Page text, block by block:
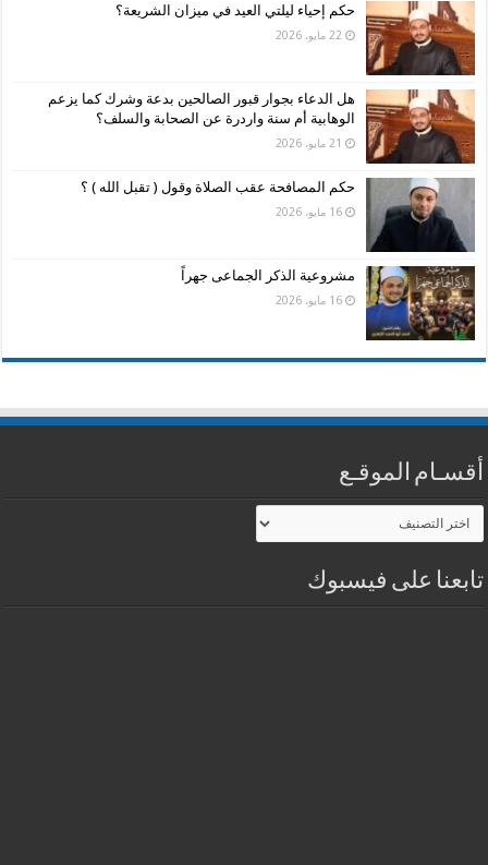
حكم إحياء ليلتي العيد في ميزان الشريعة؟
22 مايو، 2026
هل الدعاء بجوار قبور الصالحين بدعة وشرك كما يزعم
الوهابية أم سنة واردرة عن الصحابة والسلف؟
21 مايو، 2026
حكم المصافحة عقب الصلاة وقول ( تقبل الله ) ؟
16 مايو، 2026
مشروعية الذكر الجماعى جهراً
16 مايو، 2026
أقسـام الموقـع
أقسـام
الموقـع
تابعنا على فيسبوك